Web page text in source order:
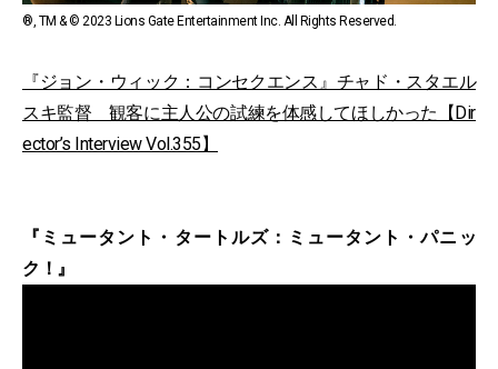
®, TM & © 2023 Lions Gate Entertainment Inc. All Rights Reserved.
『ジョン・ウィック：コンセクエンス』チャド・スタエル
スキ監督 観客に主人公の試練を体感してほしかった【Dir
ector’s Interview Vol.355】
『ミュータント・タートルズ：ミュータント・パニッ
ク！』